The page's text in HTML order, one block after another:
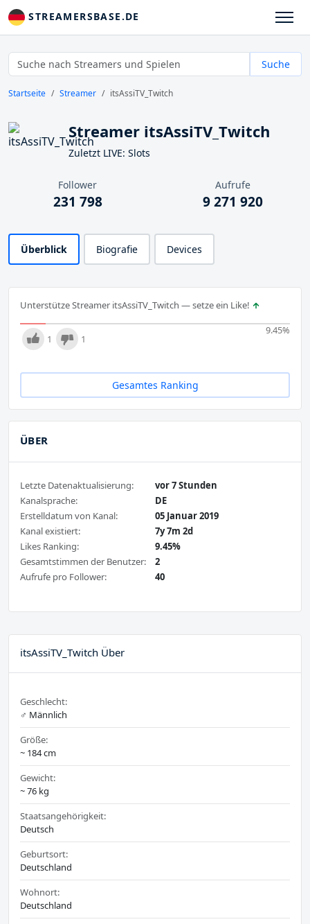
STREAMERSBASE.DE
Suche
Startseite Streamer itsAssiTV_Twitch
Streamer itsAssiTV_Twitch
Zuletzt LIVE: Slots
Follower
231 798
Aufrufe
9 271 920
Überblick Biografie Devices
Unterstütze Streamer itsAssiTV_Twitch — setze ein Like!
9.45%
1 1
Gesamtes Ranking
ÜBER
Letzte Datenaktualisierung:
vor 7 Stunden
Kanalsprache:
DE
Erstelldatum von Kanal:
05 Januar 2019
Kanal existiert:
7y 7m 2d
Likes Ranking:
9.45%
Gesamtstimmen der Benutzer:
2
Aufrufe pro Follower:
40
itsAssiTV_Twitch Über
Geschlecht:
♂️ Männlich
Größe:
~ 184 cm
Gewicht:
~ 76 kg
Staatsangehörigkeit:
Deutsch
Geburtsort:
Deutschland
Wohnort:
Deutschland